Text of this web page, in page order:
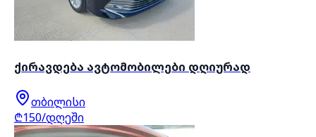
ქირავდება ავტომობილები დღიურად
თბილისი
₾150/დღეში